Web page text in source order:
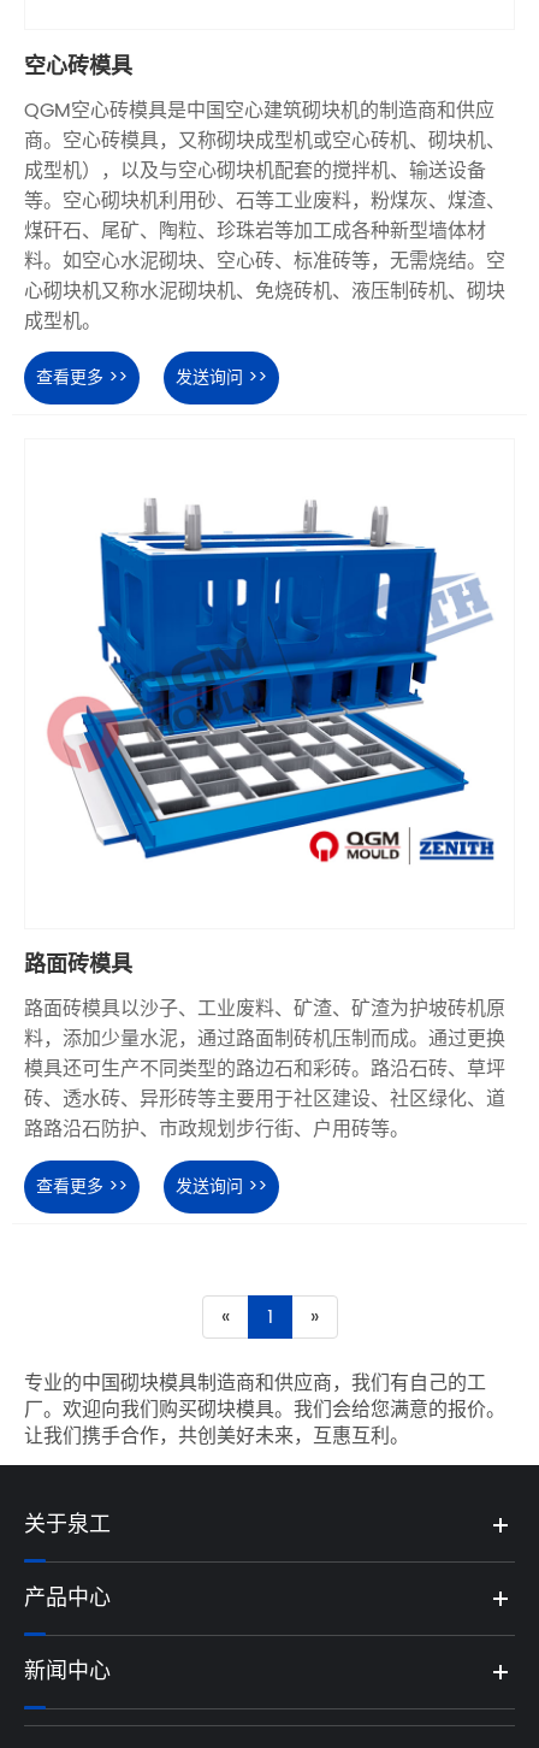
空心砖模具
QGM空心砖模具是中国空心建筑砌块机的制造商和供应
商。空心砖模具，又称砌块成型机或空心砖机、砌块机、
成型机），以及与空心砌块机配套的搅拌机、输送设备
等。空心砌块机利用砂、石等工业废料，粉煤灰、煤渣、
煤矸石、尾矿、陶粒、珍珠岩等加工成各种新型墙体材
料。如空心水泥砌块、空心砖、标准砖等，无需烧结。空
心砌块机又称水泥砌块机、免烧砖机、液压制砖机、砌块
成型机。
查看更多 >> 发送询问 >>
路面砖模具
路面砖模具以沙子、工业废料、矿渣、矿渣为护坡砖机原
料，添加少量水泥，通过路面制砖机压制而成。通过更换
模具还可生产不同类型的路边石和彩砖。路沿石砖、草坪
砖、透水砖、异形砖等主要用于社区建设、社区绿化、道
路路沿石防护、市政规划步行街、户用砖等。
查看更多 >> 发送询问 >>
« 1 »
专业的中国砌块模具制造商和供应商，我们有自己的工
厂。欢迎向我们购买砌块模具。我们会给您满意的报价。
让我们携手合作，共创美好未来，互惠互利。
关于泉工
产品中心
新闻中心